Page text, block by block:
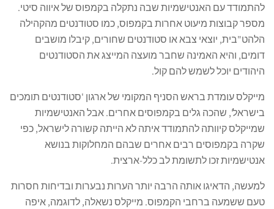
להתמודד עם האנטישמיות שבה נתקלה בקמפוס של איווה סיטי.
מספר קבוצות מיעוט אחרות בקמפוס, כמו סטודנטים מהקהילה
הלהט"בית, יוצאי צבא או סטודנטים שחורים, קיבלו מושבים
דומים, והיא האמינה שחבר מועצה המייצג את הסטודנטים
היהודים יוכל לשמש להם קול.
מייקלס עומדת בראש הסניף המקומי של ארגון 'סטודנטים תומכים
בישראל', שהכה גלים בקמפוסים אחרים. אבל האנטישמיות
שמייקלס קיוותה להתמודד איתה לא הייתה קשורה לישראל, כפי
שקרה בקמפוסים רבים אחרים שבהם המחלוקות בנושא
אנטישמיות זכו לתשומת לב כלל-ארצית.
למעשה, הדאיגו אותה הרבה יותר הערות נבערות ובדיחות חסרות
טעם ששמעה ברחבי הקמפוס. מייקלס נשאלה, לדוגמה, איפה